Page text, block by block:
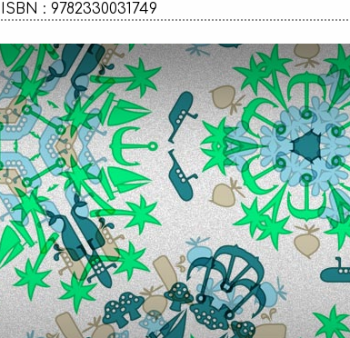
ISBN : 9782330031749